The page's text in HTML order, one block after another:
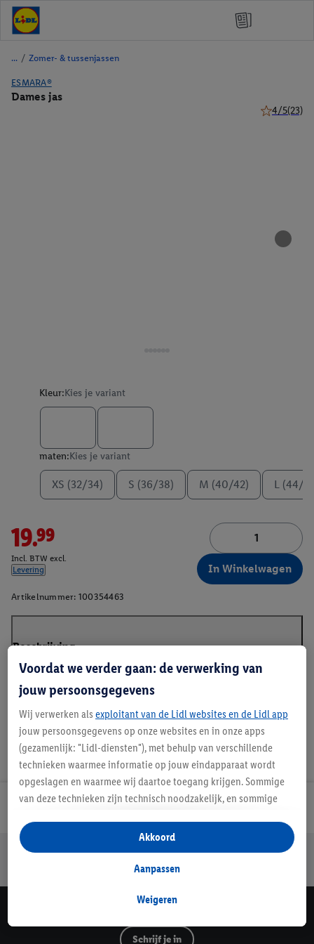
/ Zomer- & tussenjassen
ESMARA®
Dames jas
4/5(23)
Kleur:Kies je variant
maten:Kies je variant
XS (32/34) S (36/38) M (40/42) L (44/
19.99
Incl. BTW excl.
Levering
In Winkelwagen
Artikelnummer: 100354463
Beschrijving
Lidl Nieuwsbrief
Jouw voordelen bij ons als Lidl webshop klant
Veilig winkelen
Schrijf je in
Voordat we verder gaan: de verwerking van
jouw persoonsgegevens
Wij verwerken als exploitant van de Lidl websites en de Lidl app
jouw persoonsgegevens op onze websites en in onze apps
(gezamenlijk: "Lidl-diensten"), met behulp van verschillende
technieken waarmee informatie op jouw eindapparaat wordt
opgeslagen en waarmee wij daartoe toegang krijgen. Sommige
van deze technieken zijn technisch noodzakelijk, en sommige
opslaan van voorkeursinstellingen, het verzamelen en
analyseren van statistieken of voor het tonen van
gepersonaliseerde reclame binnen en buiten de Lidl-diensten.
gegevens over jouw aankoopgedrag in de winkel ook voor de
Als je hier toestemming geeft aan ons voor het personaliseren
Weigeren
Aanpassen
Akkoord